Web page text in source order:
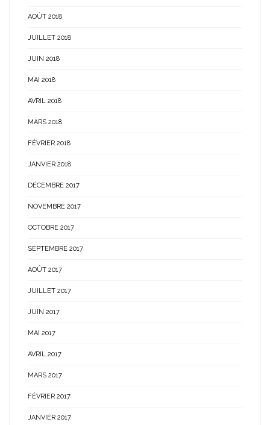
AOÛT 2018
JUILLET 2018
JUIN 2018
MAI 2018
AVRIL 2018
MARS 2018
FÉVRIER 2018
JANVIER 2018
DÉCEMBRE 2017
NOVEMBRE 2017
OCTOBRE 2017
SEPTEMBRE 2017
AOÛT 2017
JUILLET 2017
JUIN 2017
MAI 2017
AVRIL 2017
MARS 2017
FÉVRIER 2017
JANVIER 2017